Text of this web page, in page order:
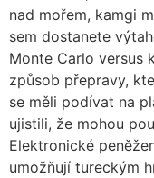
nad mořem, kamgi
sem dostanete
Monte Carlo versus
způsob přepravy,
se měli podívat na
ujistili, že mohou
Elektronické
umožňují tureckým